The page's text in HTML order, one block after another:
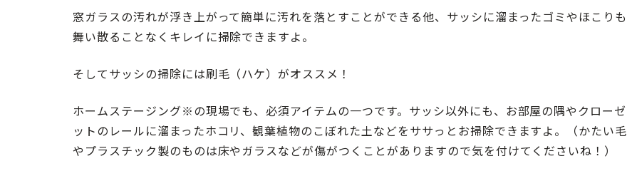
窓ガラスの汚れが浮き上がって簡単に汚れを落とすことができる他、サッシに溜まったゴミやほこりも
舞い散ることなくキレイに掃除できますよ。
そしてサッシの掃除には刷毛（ハケ）がオススメ！
ホームステージング※の現場でも、必須アイテムの一つです。サッシ以外にも、お部屋の隅やクローゼ
ットのレールに溜まったホコリ、観葉植物のこぼれた土などをササっとお掃除できますよ。（かたい毛
やプラスチック製のものは床やガラスなどが傷がつくことがありますので気を付けてくださいね！）